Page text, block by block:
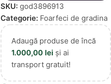
SKU: god3896913
Categorie: Foarfeci de gradina
Adaugă produse de încă
1.000,00 lei și ai
transport gratuit!